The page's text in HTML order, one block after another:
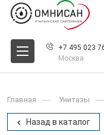
+7 495 023
Москва
Главная Унитазы
Назад в каталог